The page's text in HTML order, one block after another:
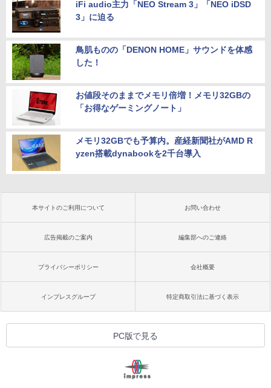
iFi audio主力「NEO Stream 3」「NEO iDSD
3」に迫る
鳥肌ものの「DENON HOME」サウンドを体感
した！
お値段そのままでメモリ倍増！メモリ32GBの
「お得なゲーミングノート」
メモリ32GBでも予算内。産経新聞社がAMD R
yzen搭載dynabookを2千台導入
本サイトのご利用について お問い合わせ
広告掲載のご案内 編集部へのご連絡
プライバシーポリシー 会社概要
インプレスグループ 特定商取引法に基づく表示
PC版で見る